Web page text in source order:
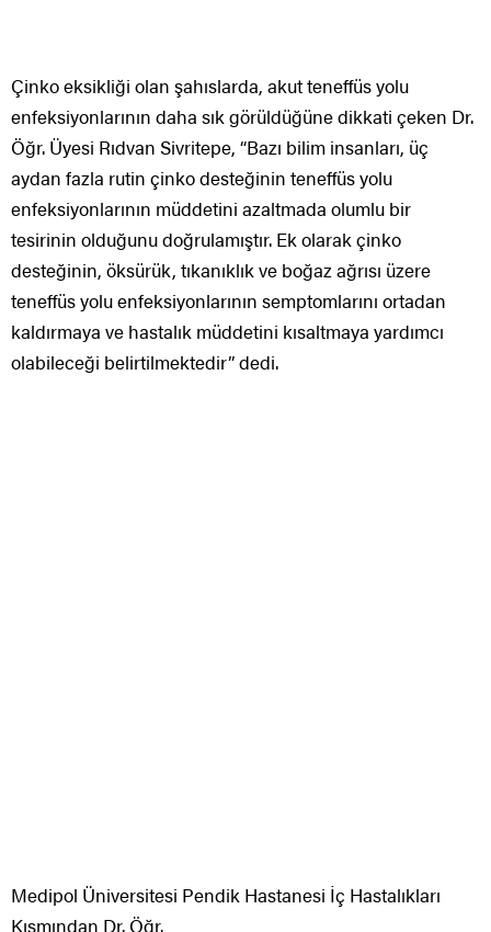
Çinko eksikliği olan şahıslarda, akut teneffüs yolu
enfeksiyonlarının daha sık görüldüğüne dikkati çeken Dr.
Öğr. Üyesi Rıdvan Sivritepe, “Bazı bilim insanları, üç
aydan fazla rutin çinko desteğinin teneffüs yolu
enfeksiyonlarının müddetini azaltmada olumlu bir
tesirinin olduğunu doğrulamıştır. Ek olarak çinko
desteğinin, öksürük, tıkanıklık ve boğaz ağrısı üzere
teneffüs yolu enfeksiyonlarının semptomlarını ortadan
kaldırmaya ve hastalık müddetini kısaltmaya yardımcı
olabileceği belirtilmektedir” dedi.
Medipol Üniversitesi Pendik Hastanesi İç Hastalıkları
Kısmından Dr. Öğr.